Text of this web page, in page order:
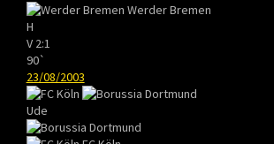
Werder Bremen
H
V 2:1
90`
23/08/2003
Ude